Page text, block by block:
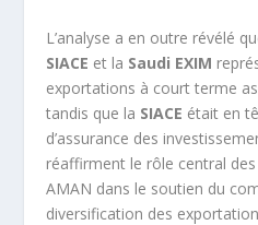
L’analyse a en outre révélé
SIACE et la Saudi EXIM
exportations à court terme
tandis que la SIACE était en
d’assurance des
réaffirment le rôle central des
AMAN dans le soutien du
diversification des